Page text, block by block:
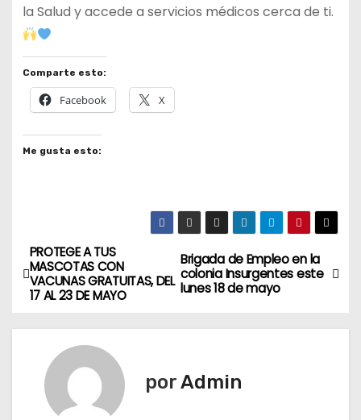
la Salud y accede a servicios médicos cerca de ti.
Comparte esto:
Facebook X
Me gusta esto:
N
a
v
Brigada de Empleo en la
colonia Insurgentes este
lunes 18 de mayo
PROTEGE A TUS
MASCOTAS CON
VACUNAS GRATUITAS, DEL
17 AL 23 DE MAYO
porAdmin